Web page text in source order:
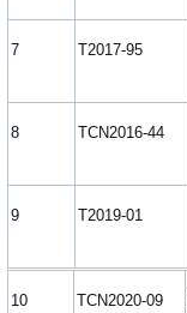
7 T2017-95
8 TCN2016-44
9 T2019-01
10 TCN2020-09